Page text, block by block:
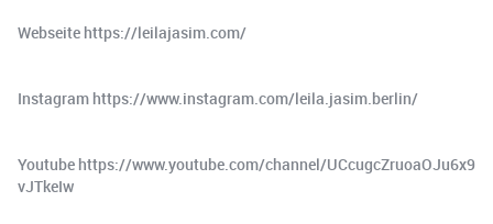
Webseite ⁠⁠⁠⁠https://leilajasim.com/⁠⁠⁠⁠
Instagram ⁠⁠⁠⁠https://www.instagram.com/leila.jasim.berlin/⁠⁠⁠⁠
Youtube ⁠⁠⁠⁠https://www.youtube.com/channel/UCcugcZruoaOJu6x9
vJTkeIw⁠⁠⁠⁠